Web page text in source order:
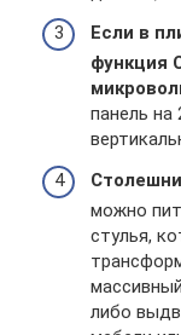
Если в
функция
панель на
можно
стулья,
либо